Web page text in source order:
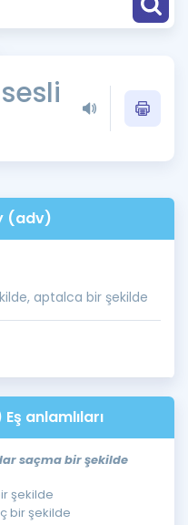
sesli
(adv)
aptalca bir şekilde
anlamlıları
saçma bir şekilde
şekilde
bir şekilde